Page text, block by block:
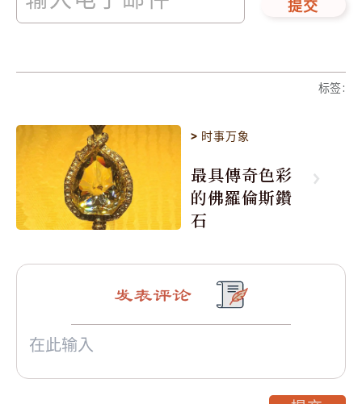
提交
标签:
> 时事万象
最具傳奇色彩
的佛羅倫斯鑽
石
发表评论